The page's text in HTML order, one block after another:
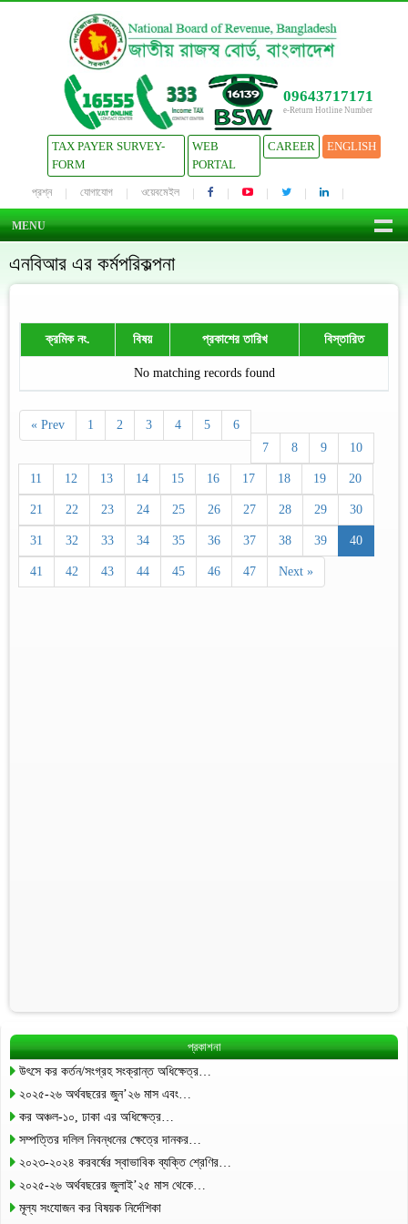
09643717171
e-Return Hotline Number
TAX PAYER SURVEY-
FORM
WEB
PORTAL
CAREER ENGLISH
প্রশ্ন যোগাযোগ ওয়েবমেইল
MENU
এনবিআর এর কর্মপরিকল্পনা
ক্রমিক নং. বিষয় প্রকাশের তারিখ বিস্তারিত
No matching records found
« Prev 1 2 3 4 5
6
7
8 9 10
11 12 13 14 15 16 17 18 19 20
21 22 23 24 25 26 27 28 29 30
31 32 33 34 35 36 37 38 39 40
41 42 43 44 45 46 47 Next »
প্রকাশনা
উৎসে কর কর্তন/সংগ্রহ সংক্রান্ত অধিক্ষেত্র…
২০২৫-২৬ অর্থবছরের জুন’২৬ মাস এবং…
কর অঞ্চল-১০, ঢাকা এর অধিক্ষেত্র…
সম্পত্তির দলিল নিবন্ধনের ক্ষেত্রে দানকর…
২০২৩-২০২৪ করবর্ষের স্বাভাবিক ব্যক্তি শ্রেণির…
২০২৫-২৬ অর্থবছরের জুলাই’২৫ মাস থেকে…
মূল্য সংযোজন কর বিষয়ক নির্দেশিকা